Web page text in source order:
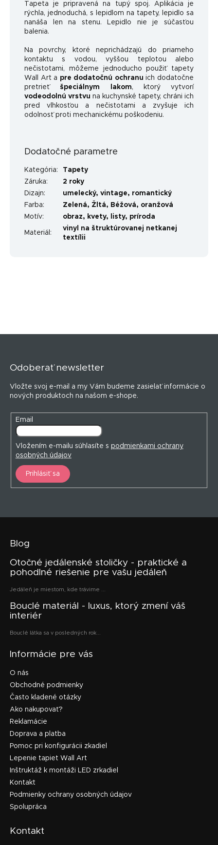
Tapeta je pripravená na tupý spoj. Aplikácia je
rýchla, jednoduchá, s lepidlom na tapety, lepidlo sa
nanáša len na stenu. Lepidlo nie je súčasťou
balenia.
Na povrchy, ktoré neprichádzajú do priameho
kontaktu s vodou, vyššou teplotou alebo
nečistotami, môžeme jednoducho použiť tapety
Wall Art a pre dodatočnú ochranu ich dodatočne
pretrieťšpeciálnym lakom, ktorý vytvorí
vodeodolnú vrstvu na kuchynské tapety, chráni ich
pred vlhkosťou a nečistotami a zvyšuje ich
odolnosť proti mechanickému poškodeniu.
Dodatočné parametre
Kategória:
Tapety
Záruka:
2 roky
Dizajn: umelecký, vintage, romantický
Farba: Zelená, Žltá, Béžová, oranžová
Motív: obraz, kvety, listy, príroda
Materiál :
vinyl na štruktúrovanej netkanej
textílii
Odoberať newsletter
Vložte svoj e-mail a my Vám budeme zasielať informácie o
nových produktoch na našom e-shope.
Email
Vložením e-mailu súhlasíte s podmienkami ochrany
osobných údajov
Prihlásiť sa
Blog
Otočné jedálenské stoličky - praktické a
pohodlné riešenie pre vašu jedáleň
Jedáleň je miestom, kde trávime ...
Bouclé materiál - luxus, ktorý zmení váš
interiér
Bouclé látka sa v posledných rok...
Informácie pre vás
O nás
Obchodné podmienky
Často kladené otázky
Ako nakupovať?
Reklamácie
Doprava a platba
Pomoc pri konfigurácii zkadiel
Lepenie tapiet Wall Art
Inštruktáž k montáži LED zrkadiel
Kontakt
Podmienky ochrany osobných údajov
Spolupráca
Kontakt